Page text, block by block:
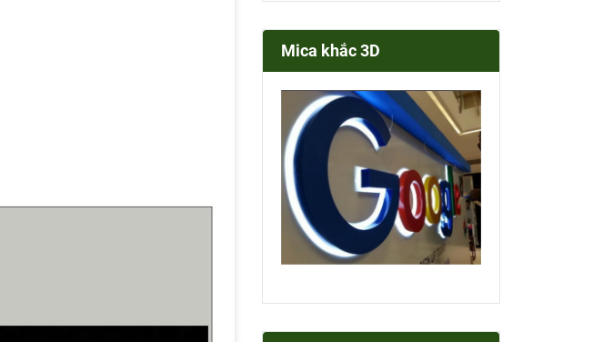
Mica khắc 3D